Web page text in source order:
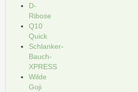
D-
Ribose
Q10
Quick
Schlanker-
Bauch-
XPRESS
Wilde
Goji